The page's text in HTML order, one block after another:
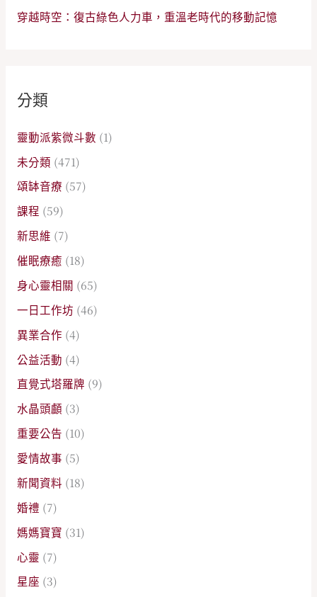
穿越時空：復古綠色人力車，重溫老時代的移動記憶
分類
靈動派紫微斗數 (1)
未分類 (471)
頌缽音療 (57)
課程 (59)
新思維 (7)
催眠療癒 (18)
身心靈相關 (65)
一日工作坊 (46)
異業合作 (4)
公益活動 (4)
直覺式塔羅牌 (9)
水晶頭顱 (3)
重要公告 (10)
愛情故事 (5)
新聞資料 (18)
婚禮 (7)
媽媽寶寶 (31)
心靈 (7)
星座 (3)